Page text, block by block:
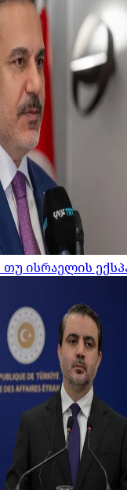
ისრაელის